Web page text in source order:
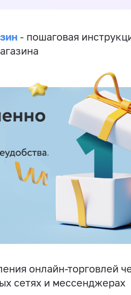
- пошаговая
онлайн-торговлей
сетях и мессенджерах